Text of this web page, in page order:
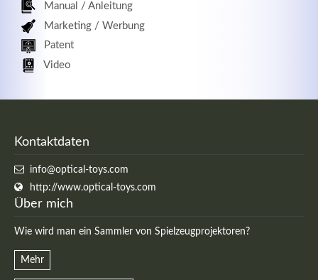
Manual / Anleitung
Marketing / Werbung
Patent
Video
Kontaktdaten
info@optical-toys.com
http://www.optical-toys.com
Über mich
Wie wird man ein Sammler von Spielzeugprojektoren?
Mehr